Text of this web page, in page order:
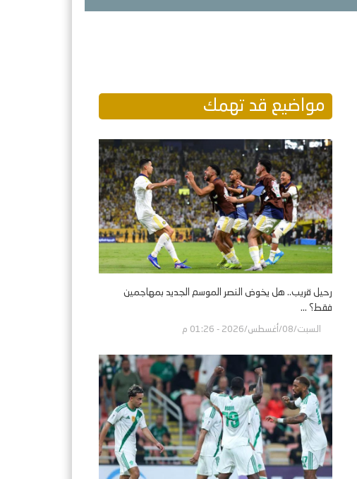
مواضيع قد تهمك
رحيل قريب.. هل يخوض النصر الموسم الجديد بمهاجمين
فقط؟ ...
السبت/08/أغسطس/2026 - 01:26 م